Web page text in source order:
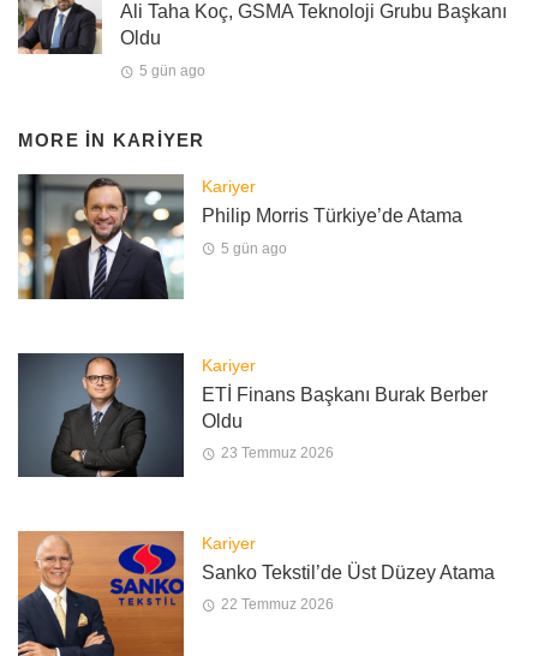
Ali Taha Koç, GSMA Teknoloji Grubu Başkanı
Oldu
5 gün ago
MORE IN KARIYER
Kariyer
Philip Morris Türkiye’de Atama
5 gün ago
Kariyer
ETİ Finans Başkanı Burak Berber
Oldu
23 Temmuz 2026
Kariyer
Sanko Tekstil’de Üst Düzey Atama
22 Temmuz 2026